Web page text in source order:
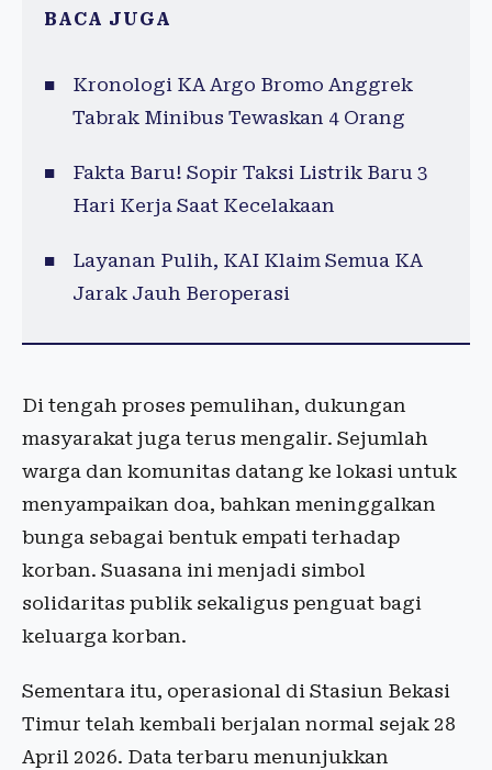
BACA JUGA
Kronologi KA Argo Bromo Anggrek
Tabrak Minibus Tewaskan 4 Orang
Fakta Baru! Sopir Taksi Listrik Baru 3
Hari Kerja Saat Kecelakaan
Layanan Pulih, KAI Klaim Semua KA
Jarak Jauh Beroperasi
Di tengah proses pemulihan, dukungan
masyarakat juga terus mengalir. Sejumlah
warga dan komunitas datang ke lokasi untuk
menyampaikan doa, bahkan meninggalkan
bunga sebagai bentuk empati terhadap
korban. Suasana ini menjadi simbol
solidaritas publik sekaligus penguat bagi
keluarga korban.
Sementara itu, operasional di Stasiun Bekasi
Timur telah kembali berjalan normal sejak 28
April 2026. Data terbaru menunjukkan